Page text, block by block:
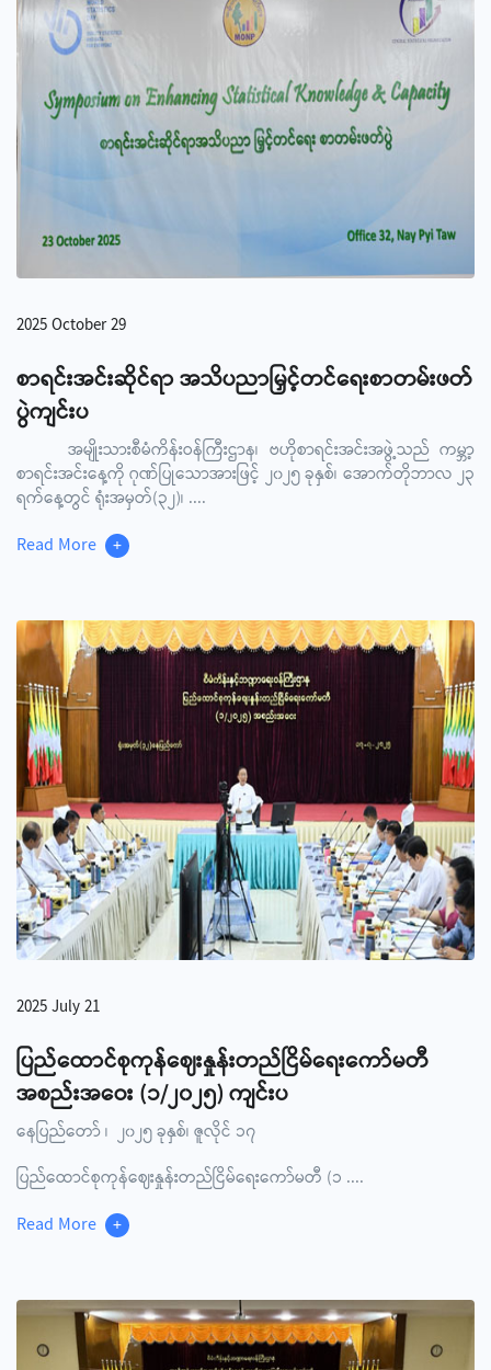
2025 October 29
စာရင်းအင်းဆိုင်ရာ အသိပညာမြှင့်တင်ရေးစာတမ်းဖတ်
ပွဲကျင်းပ
အမျိုးသားစီမံကိန်းဝန်ကြီးဌာန၊ ဗဟိုစာရင်းအင်းအဖွဲ့သည် ကမ္ဘာ့
စာရင်းအင်းနေ့ကို ဂုဏ်ပြုသောအားဖြင့် ၂၀၂၅ ခုနှစ်၊ အောက်တိုဘာလ ၂၃
ရက်နေ့တွင် ရုံးအမှတ်(၃၂)၊ ....
Read More +
2025 July 21
ပြည်ထောင်စုကုန်ဈေးနှုန်းတည်ငြိမ်ရေးကော်မတီ
အစည်းအဝေး (၁/၂၀၂၅) ကျင်းပ
နေပြည်တော် ၊ ၂၀၂၅ ခုနှစ်၊ ဇူလိုင် ၁၇
ပြည်ထောင်စုကုန်ဈေးနှုန်းတည်ငြိမ်ရေးကော်မတီ (၁ ....
Read More +